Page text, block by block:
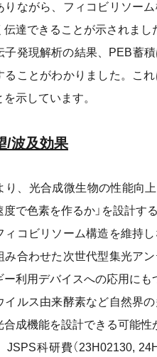
りながら、フィコビリソー
達できることが示されました
発現解析の結果、PEB蓄
ることがわかりました。こ
示しています。
/波及効果
、光合成微生物の性能向上
度で色素を作るか」を設計す
コビリソーム構造を維持し
み合わせた次世代型集光ア
ー利用デバイスへの応用にも
ルス由来酵素など自然界
合成機能を設計できる可能
科研費（23H02130,